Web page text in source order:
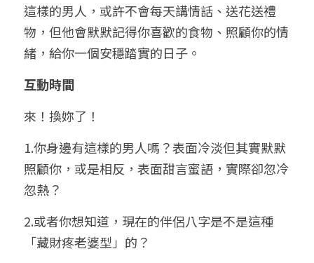
這樣的男人，或許不會每天講情話、送花送禮
物，但他會默默記得你喜歡的食物、照顧你的情
緒，給你一個安穩踏實的日子。
互動時間
來！換妳了！
1.你身邊有這樣的男人嗎？表面冷淡但其實默默
照顧你，或是相反，表面甜言蜜語，實際卻忽冷
忽熱？
2.或者你想知道，現在的伴侶八字是不是這種
「藏財疼老婆型」的？